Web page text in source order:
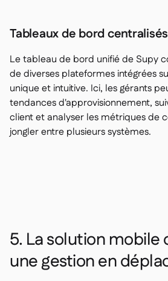
Tableaux de bord centralisés
Le tableau de bord unifié de Supy
de diverses plateformes intégrées
unique et intuitive. Ici, les gérants
tendances d'approvisionnement,
client et analyser les métriques de
jongler entre plusieurs systèmes.
5. La solution mobile
une gestion en